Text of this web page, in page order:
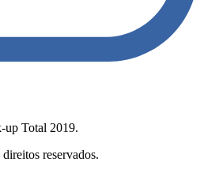
up Total 2019.
reservados.